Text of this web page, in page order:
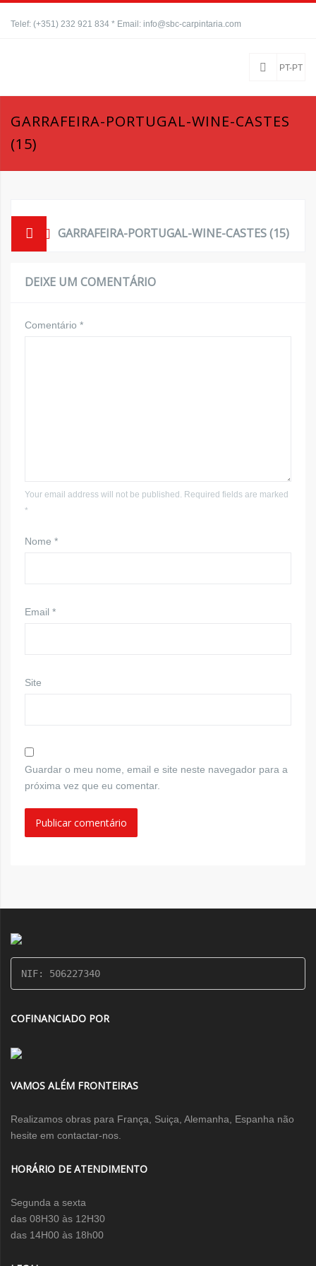
Telef: (+351) 232 921 834 * Email: info@sbc-carpintaria.com
PT-PT
GARRAFEIRA-PORTUGAL-WINE-CASTES
(15)
GARRAFEIRA-PORTUGAL-WINE-CASTES (15)
DEIXE UM COMENTÁRIO
Comentário *
Your email address will not be published. Required fields are marked
*
Nome *
Email *
Site
Guardar o meu nome, email e site neste navegador para a
próxima vez que eu comentar.
NIF: 506227340
COFINANCIADO POR
VAMOS ALÉM FRONTEIRAS
Realizamos obras para França, Suiça, Alemanha, Espanha não
hesite em contactar-nos.
HORÁRIO DE ATENDIMENTO
Segunda a sexta
das 08H30 às 12H30
das 14H00 às 18h00